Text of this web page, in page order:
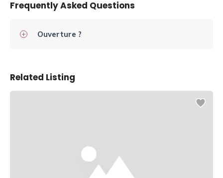
Frequently Asked Questions
Ouverture ?
Related Listing